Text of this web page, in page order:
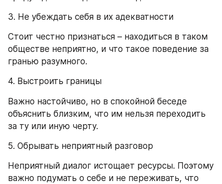
3. Не убеждать себя в их адекватности
Стоит честно признаться – находиться в таком
обществе неприятно, и что такое поведение за
гранью разумного.
4. Выстроить границы
Важно настойчиво, но в спокойной беседе
объяснить близким, что им нельзя переходить
за ту или иную черту.
5. Обрывать неприятный разговор
Неприятный диалог истощает ресурсы. Поэтому
важно подумать о себе и не переживать, что